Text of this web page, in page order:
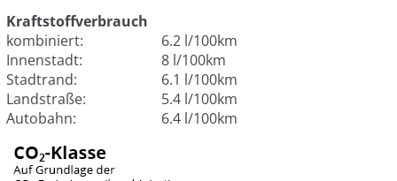
Kraftstoffverbrauch
kombiniert:
6.2 l/100km
Innenstadt:
8 l/100km
Stadtrand:
6.1 l/100km
Landstraße:
5.4 l/100km
Autobahn:
6.4 l/100km